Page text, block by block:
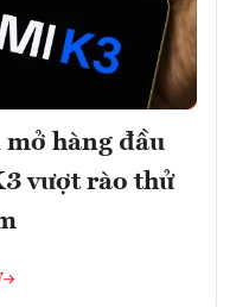
hàng đầu
vượt rào thử